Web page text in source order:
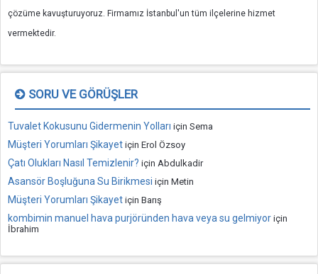
çözüme kavuşturuyoruz. Firmamız İstanbul'un tüm ilçelerine hizmet
vermektedir.
SORU VE GÖRÜŞLER
Tuvalet Kokusunu Gidermenin Yolları için Sema
Müşteri Yorumları Şikayet için Erol Özsoy
Çatı Olukları Nasıl Temizlenir? için Abdulkadir
Asansör Boşluğuna Su Birikmesi için Metin
Müşteri Yorumları Şikayet için Barış
kombimin manuel hava purjöründen hava veya su gelmiyor için
İbrahim